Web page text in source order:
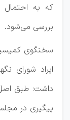
که به
بررسی می‌شود.
سخنگوی
ایراد شورای
پیگیری در